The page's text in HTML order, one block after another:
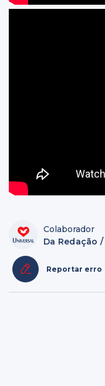
Colaborador
Da Redação
Reportar erro